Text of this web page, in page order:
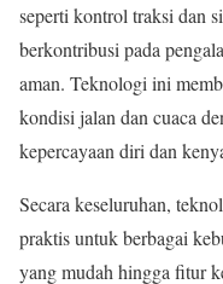
seperti kontrol traksi dan
berkontribusi pada
aman. Teknologi ini
kondisi jalan dan cuaca
kepercayaan diri dan
Secara keseluruhan,
praktis untuk berbagai
yang mudah hingga fitur